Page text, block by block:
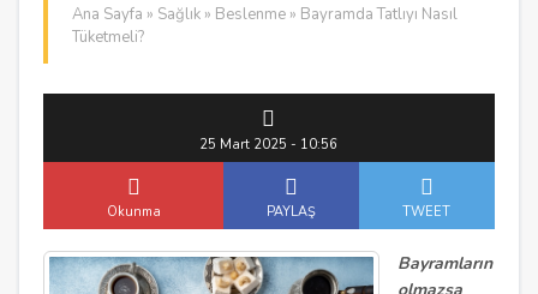
Ana Sayfa » Sağlık » Beslenme » Bayramda Tatlıyı Nasıl
Tüketmeli?
25 Mart 2025 - 10:56
Okunma PAYLAŞ TWEET
Bayramların